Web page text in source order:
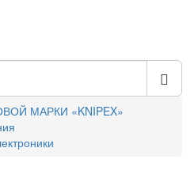
МАРКИ «KNIPEX»